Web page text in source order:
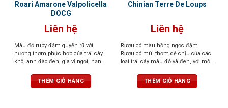
Roari Amarone Valpolicella
DOCG
Liên hệ
Màu đỏ ruby đậm quyến rũ với
hương thơm phức hợp của trái cây
khô, anh đào đen, gia vị ngọt, hạnh
sâu cuốn hút. Vị rượu đậm đà, dày
dặn với trái cây đen, vị đất, thịt đậm
THÊM GIỎ HÀNG
Chinian Terre De Loups
Liên hệ
Rượu có màu hồng ngọc đậm.
Rượu có mùi thơm dễ chịu của các
loại trái cây màu đỏ và đen, với một
nhàng. Vòm miệng được tráng rất
cân đối và thể hiện rất nhiều sự
THÊM GIỎ HÀNG